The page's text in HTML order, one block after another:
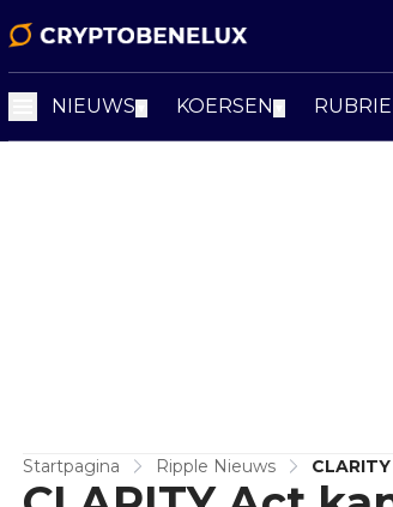
NIEUWS KOERSEN
Startpagina Ripple Nieuws